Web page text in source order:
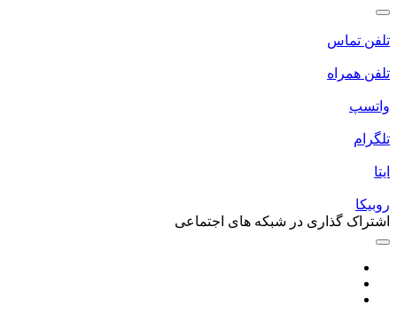
تلفن تماس
تلفن همراه
واتسپ
تلگرام
ایتا
روبیکا
اشتراک گذاری در شبکه های اجتماعی